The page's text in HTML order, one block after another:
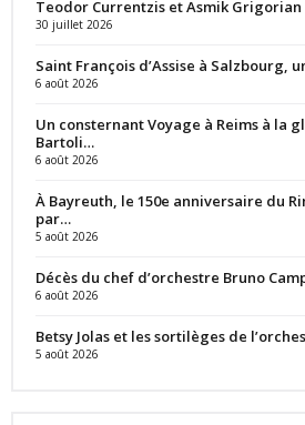
Teodor Currentzis et Asmik
30 juillet 2026
Saint François d’Assise à Salzbourg,
6 août 2026
Un consternant Voyage à Reims à la
Bartoli…
6 août 2026
À Bayreuth, le 150e anniversaire du
par…
5 août 2026
Décès du chef d’orchestre Bruno
6 août 2026
Betsy Jolas et les sortilèges de
5 août 2026